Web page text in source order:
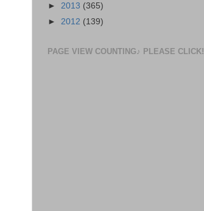
► 2013 (365)
► 2012 (139)
PAGE VIEW COUNTING♪ PLEASE CLICK!